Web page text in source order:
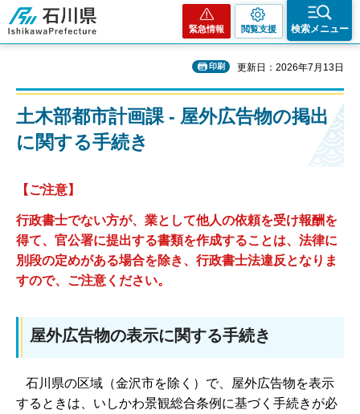
石川県
緊急情報 閲覧支援 検索メニュー
印刷 更新日：2026年7月13日
土木部都市計画課 - 屋外広告物の掲出
に関する手続き
【ご注意】
行政書士でない方が、業として他人の依頼を受け報酬を
得て、官公署に提出する書類を作成することは、法律に
別段の定めがある場合を除き、行政書士法違反となりま
すので、ご注意ください。
屋外広告物の表示に関する手続き
石川県の区域（金沢市を除く）で、屋外広告物を表示
するときは、いしかわ景観総合条例に基づく手続きが必